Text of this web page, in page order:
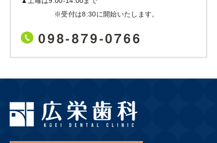
※受付は8:30に開始いたします。
098-879-0766